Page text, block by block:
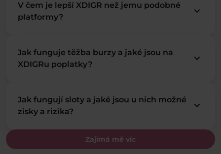
Zajímá mě víc
V čem je lepší XDIGR než jemu podobné
platformy?
keyboard_arrow_down
Jak funguje těžba burzy a jaké jsou na
XDIGRu poplatky?
keyboard_arrow_down
Jak fungují sloty a jaké jsou u nich možné
zisky a rizika?
keyboard_arrow_down